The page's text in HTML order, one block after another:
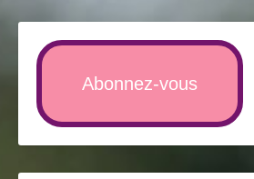
Abonnez-vous